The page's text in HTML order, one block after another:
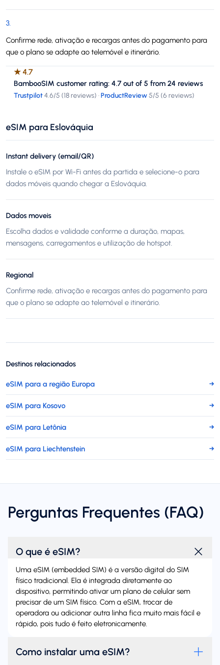
3.
Confirme rede, ativação e recargas antes do pagamento para
que o plano se adapte ao telemóvel e itinerário.
★4.7
BambooSIM customer rating: 4.7 out of 5 from 24 reviews
Trustpilot4.6/5 (18 reviews) ·ProductReview5/5 (6 reviews)
eSIM para Eslováquia
Instant delivery (email/QR)
Instale o eSIM por Wi-Fi antes da partida e selecione-o para
dados móveis quando chegar a Eslováquia.
Dados moveis
Escolha dados e validade conforme a duração, mapas,
mensagens, carregamentos e utilização de hotspot.
Regional
Confirme rede, ativação e recargas antes do pagamento para
que o plano se adapte ao telemóvel e itinerário.
Destinos relacionados
eSIM para a região Europa →
eSIM para Kosovo →
eSIM para Letônia →
eSIM para Liechtenstein →
Perguntas Frequentes (FAQ)
O que é eSIM?
Uma eSIM (embedded SIM) é a versão digital do SIM
físico tradicional. Ela é integrada diretamente ao
dispositivo, permitindo ativar um plano de celular sem
precisar de um SIM físico. Com a eSIM, trocar de
operadora ou adicionar outra linha fica muito mais fácil e
rápido, pois tudo é feito eletronicamente.
Como instalar uma eSIM?